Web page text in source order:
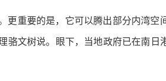
重要的是，它可以腾出部分内湾空
文树说。眼下，当地政府已在南日